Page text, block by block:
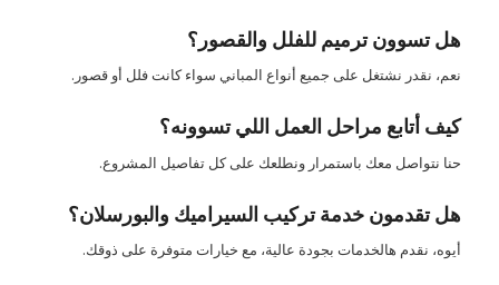
هل تسوون ترميم للفلل والقصور؟
نعم، نقدر نشتغل على جميع أنواع المباني سواء كانت فلل أو قصور.
كيف أتابع مراحل العمل اللي تسوونه؟
حنا نتواصل معك باستمرار ونطلعك على كل تفاصيل المشروع.
هل تقدمون خدمةتركيب السيراميك والبورسلان؟
أيوه، نقدم هالخدمات بجودة عالية، مع خيارات متوفرة على ذوقك.